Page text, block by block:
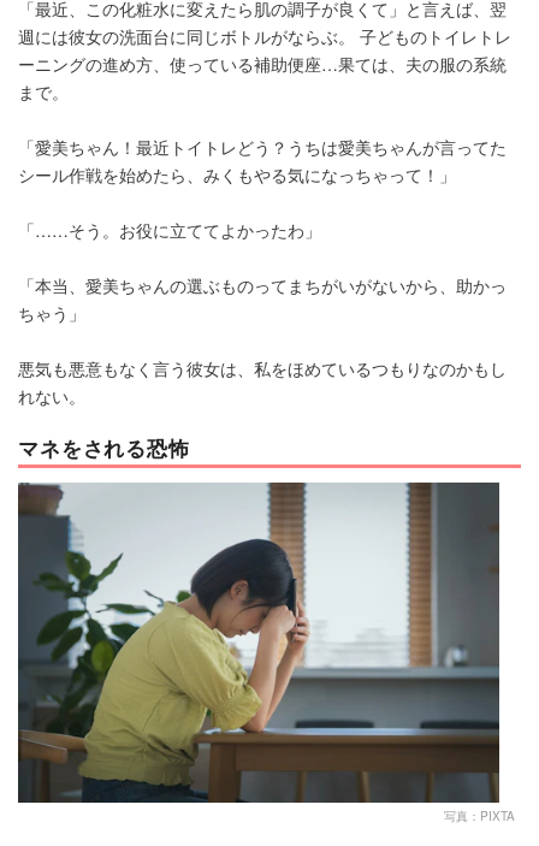
「最近、この化粧水に変えたら肌の調子が良くて」と言えば、翌
週には彼女の洗面台に同じボトルがならぶ。 子どものトイレトレ
ーニングの進め方、使っている補助便座…果ては、夫の服の系統
まで。
「愛美ちゃん！最近トイトレどう？うちは愛美ちゃんが言ってた
シール作戦を始めたら、みくもやる気になっちゃって！」
「……そう。お役に立ててよかったわ」
「本当、愛美ちゃんの選ぶものってまちがいがないから、助かっ
ちゃう」
悪気も悪意もなく言う彼女は、私をほめているつもりなのかもし
れない。
マネをされる恐怖
写真：PIXTA